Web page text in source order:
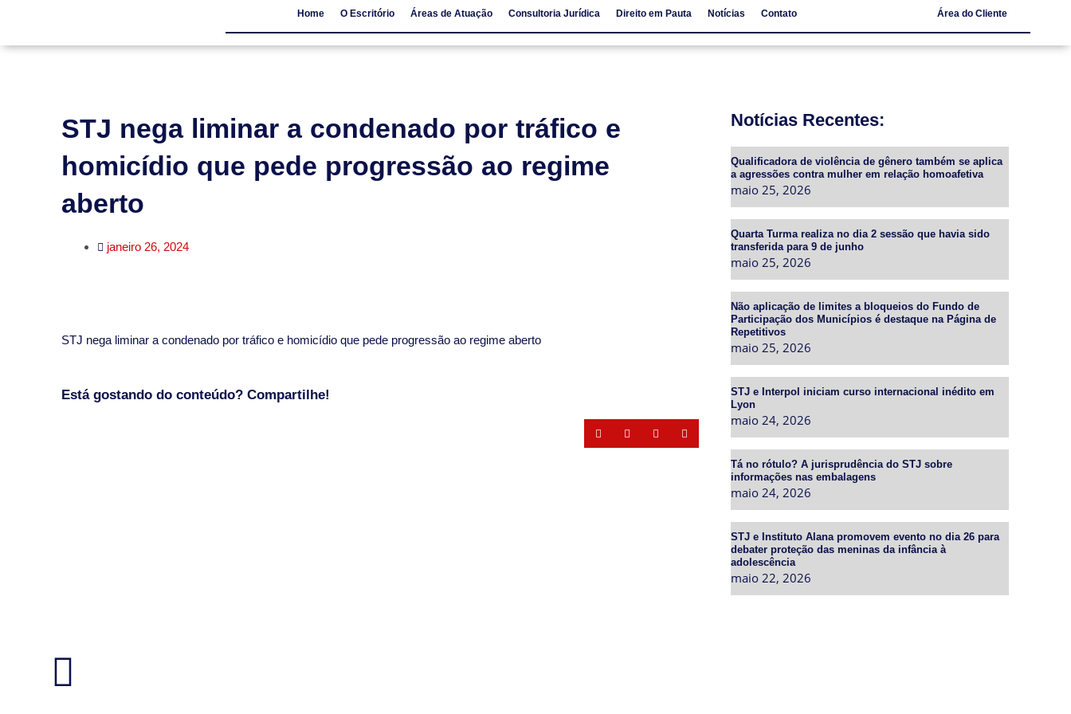
Home O Escritório Áreas de Atuação Consultoria Jurídica Direito em Pauta Notícias Contato Área do Cliente
STJ nega liminar a condenado por tráfico e
homicídio que pede progressão ao regime
aberto
janeiro 26, 2024
​STJ nega liminar a condenado por tráfico e homicídio que pede progressão ao regime aberto
Está gostando do conteúdo? Compartilhe!
Notícias Recentes:
Qualificadora de violência de gênero também se aplica
a agressões contra mulher em relação homoafetiva
maio 25, 2026
Quarta Turma realiza no dia 2 sessão que havia sido
transferida para 9 de junho
maio 25, 2026
Não aplicação de limites a bloqueios do Fundo de
Participação dos Municípios é destaque na Página de
Repetitivos
maio 25, 2026
STJ e Interpol iniciam curso internacional inédito em
Lyon
maio 24, 2026
Tá no rótulo? A jurisprudência do STJ sobre
informações nas embalagens
maio 24, 2026
STJ e Instituto Alana promovem evento no dia 26 para
debater proteção das meninas da infância à
adolescência
maio 22, 2026